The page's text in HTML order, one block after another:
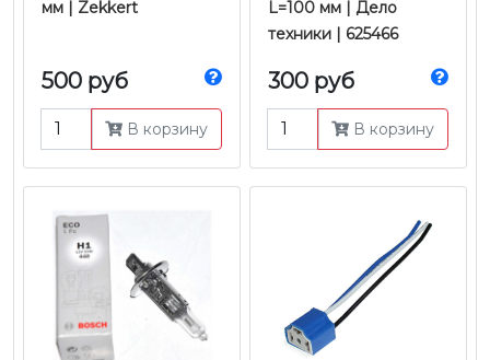
мм | Zekkert
500 руб
В корзину
L=100 мм | Дело
техники | 625466
300 руб
В корзину